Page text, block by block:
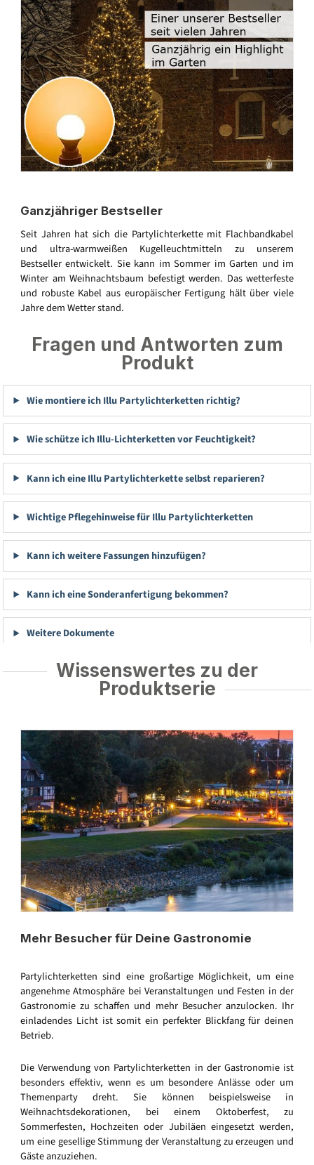
Ganzjähriger Bestseller
Seit Jahren hat sich die Partylichterkette mit Flachbandkabel
und ultra-warmweißen Kugelleuchtmitteln zu unserem
Bestseller entwickelt. Sie kann im Sommer im Garten und im
Winter am Weihnachtsbaum befestigt werden. Das wetterfeste
und robuste Kabel aus europäischer Fertigung hält über viele
Jahre dem Wetter stand.
Fragen und Antworten zum
Produkt
Wie montiere ich Illu Partylichterketten richtig?
Wie schütze ich Illu-Lichterketten vor Feuchtigkeit?
Kann ich eine Illu Partylichterkette selbst reparieren?
Wichtige Pflegehinweise für Illu Partylichterketten
Kann ich weitere Fassungen hinzufügen?
Kann ich eine Sonderanfertigung bekommen?
Weitere Dokumente
Wissenswertes zu der
Produktserie
Mehr Besucher für Deine Gastronomie
Partylichterketten sind eine großartige Möglichkeit, um eine
angenehme Atmosphäre bei Veranstaltungen und Festen in der
Gastronomie zu schaffen und mehr Besucher anzulocken. Ihr
einladendes Licht ist somit ein perfekter Blickfang für deinen
Betrieb.
Die Verwendung von Partylichterketten in der Gastronomie ist
besonders effektiv, wenn es um besondere Anlässe oder um
Themenparty dreht. Sie können beispielsweise in
Weihnachtsdekorationen, bei einem Oktoberfest, zu
Sommerfesten, Hochzeiten oder Jubiläen eingesetzt werden,
um eine gesellige Stimmung der Veranstaltung zu erzeugen und
Gäste anzuziehen.